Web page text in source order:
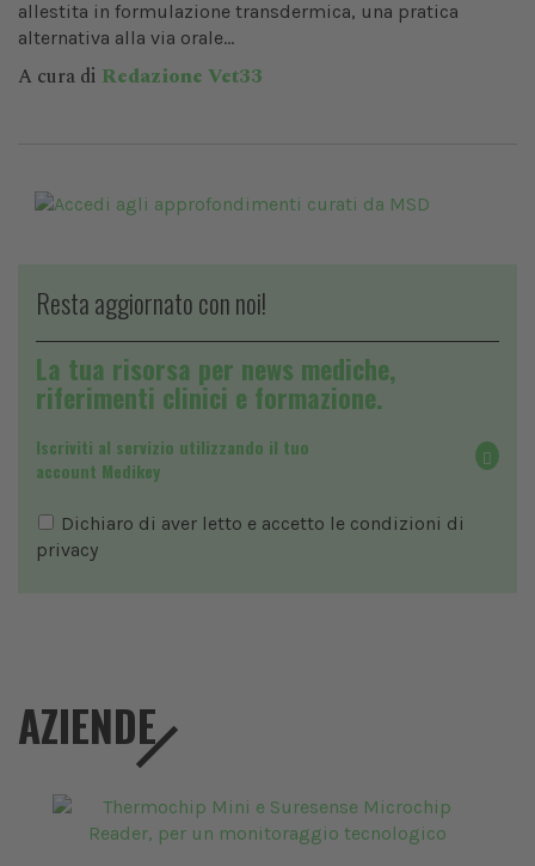
allestita in formulazione transdermica, una pratica
alternativa alla via orale...
A cura di Redazione Vet33
Resta aggiornato con noi!
La tua risorsa per news mediche,
riferimenti clinici e formazione.
Iscriviti al servizio utilizzando il tuo
account Medikey
Dichiaro di aver letto e accetto le condizioni di
privacy
AZIENDE